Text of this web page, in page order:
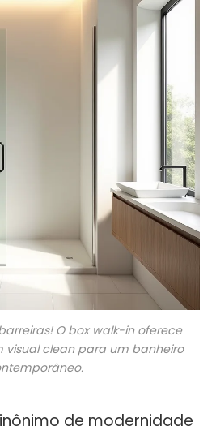
O box walk-in oferece
visual clean para um banheiro
de modernidade